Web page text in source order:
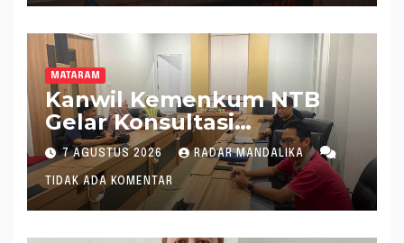
MATARAM
Kanwil Kemenkum NTB
Gelar Konsultasi
Penghitungan Kebutuhan
Formasi JF Perancang
Peraturan Perundang-
undangan
7 AGUSTUS 2026 RADAR MANDALIKA
TIDAK ADA KOMENTAR